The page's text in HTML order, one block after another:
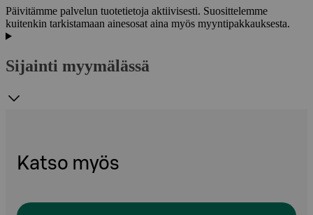
Päivitämme palvelun tuotetietoja aktiivisesti. Suosittelemme
kuitenkin tarkistamaan ainesosat aina myös myyntipakkauksesta.
Sijainti myymälässä
Katso myös